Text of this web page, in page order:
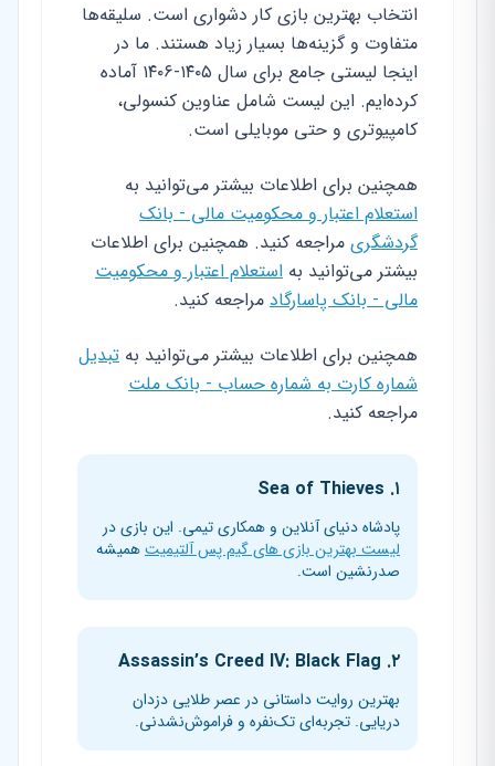
انتخاب بهترین بازی کار دشواری است. سلیقه‌ها
متفاوت و گزینه‌ها بسیار زیاد هستند. ما در
اینجا لیستی جامع برای سال ۱۴۰۵-۱۴۰۶ آماده
کرده‌ایم. این لیست شامل عناوین کنسولی،
کامپیوتری و حتی موبایلی است.
همچنین برای اطلاعات بیشتر می‌توانید به
استعلام اعتبار و محکومیت مالی - بانک
گردشگری مراجعه کنید. همچنین برای اطلاعات
بیشتر می‌توانید به استعلام اعتبار و محکومیت
مالی - بانک پاسارگاد مراجعه کنید.
همچنین برای اطلاعات بیشتر می‌توانید به تبدیل
شماره کارت به شماره حساب - بانک ملت
مراجعه کنید.
۱. Sea of Thieves
پادشاه دنیای آنلاین و همکاری تیمی. این بازی در
لیست بهترین بازی های گیم پس آلتیمیتهمیشه
صدرنشین است.
۲. Assassin’s Creed IV: Black Flag
بهترین روایت داستانی در عصر طلایی دزدان
دریایی. تجربه‌ای تک‌نفره و فراموش‌نشدنی.